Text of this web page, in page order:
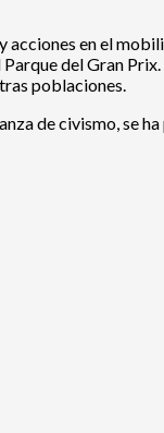
en el
del Gran
poblaciones.
de civismo, se